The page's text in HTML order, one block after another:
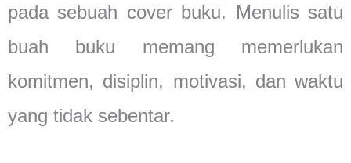
pada sebuah cover buku. Menulis satu
buah buku memang memerlukan
komitmen, disiplin, motivasi, dan waktu
yang tidak sebentar.